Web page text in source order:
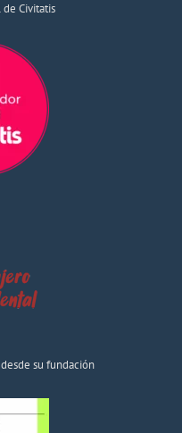
Civitatis
su fundación